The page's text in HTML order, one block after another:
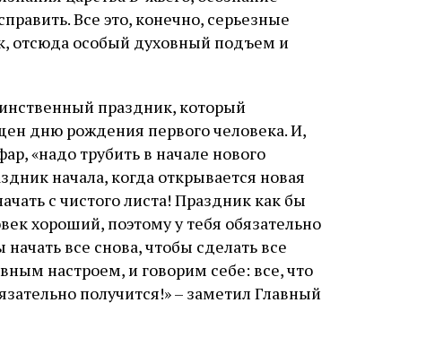
Все это, конечно, серьезные
отсюда особый духовный подъем и
праздник, который
дню рождения первого человека. И,
«надо трубить в начале нового
начала, когда открывается новая
с чистого листа! Праздник как бы
хороший, поэтому у тебя обязательно
все снова, чтобы сделать все
настроем, и говорим себе: все, что
получится!» – заметил Главный
слово в переводе Библии